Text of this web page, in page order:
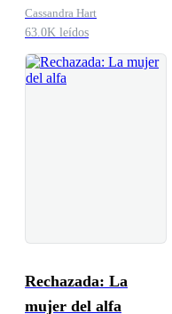
Cassandra Hart
63.0K leídos
Rechazada: La
mujer del alfa